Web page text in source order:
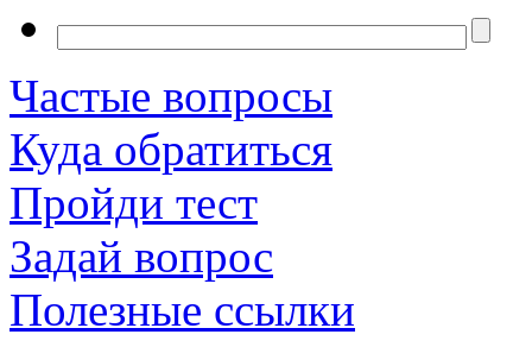
Частые вопросы
Куда обратиться
Пройди тест
Задай вопрос
Полезные ссылки